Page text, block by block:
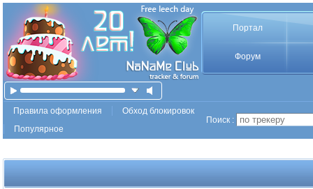
Портал
Форум
Правила оформления
Обход блокировок
Популярное
Поиск :